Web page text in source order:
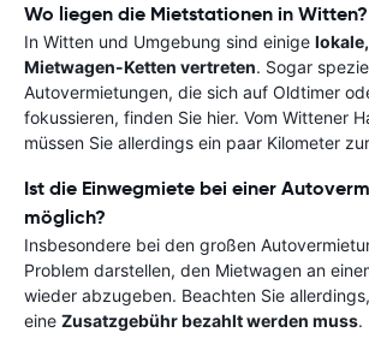
Wo liegen die Mietstationen in Witten?
In Witten und Umgebung sind einige
Mietwagen-Ketten vertreten. Sogar
Autovermietungen, die sich auf Oldtimer
fokussieren, finden Sie hier. Vom Wittener
müssen Sie allerdings ein paar Kilometer
Ist die Einwegmiete bei einer
möglich?
Insbesondere bei den großen
Problem darstellen, den Mietwagen an
wieder abzugeben. Beachten Sie
eine Zusatzgebühr bezahlt werden muss.